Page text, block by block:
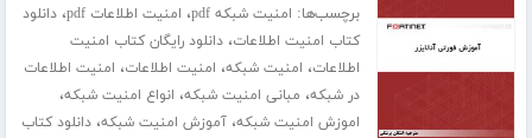
برچسب‌ها: امنیت شبکه pdf ، امنیت اطلاعات pdf ،دانلود
کتاب امنیت اطلاعات،دانلود رایگان کتاب امنیت
اطلاعات، امنیت شبکه، امنیت اطلاعات، امنیت اطلاعات
در شبکه، مبانی امنیت شبکه، انواع امنیت شبکه،
اموزش امنیت شبکه،آموزش امنیت شبکه،دانلود کتاب